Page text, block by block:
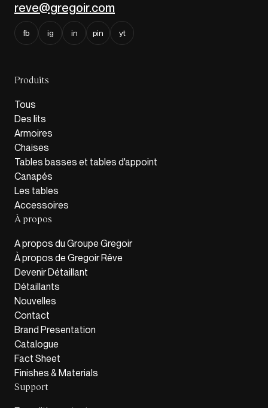
reve@gregoir.com
fb ig in pin yt
Produits
Tous
Des lits
Armoires
Chaises
Tables basses et tables d'appoint
Canapés
Les tables
Accessoires
À propos
A propos du Groupe Gregoir
À propos de Gregoir Rêve
Devenir Détaillant
Détaillants
Nouvelles
Contact
Brand Presentation
Catalogue
Fact Sheet
Finishes & Materials
Support